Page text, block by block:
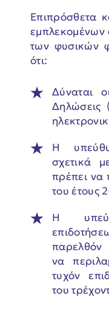
Επιπρόσθετα
εμπλεκομένων
των φυσικών
ότι:
Δύναται
Δηλώσεις
Η
σχετικά
πρέπει να
του έτους
Η
παρελθόν
να
τυχόν
του